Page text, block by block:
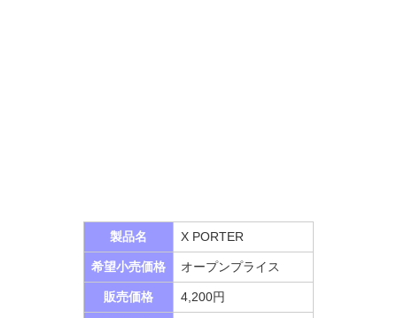
製品名 X PORTER
希望小売価格 オープンプライス
販売価格 4,200円